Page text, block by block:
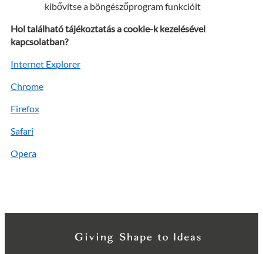
kibővítse a böngészőprogram funkcióit
Hol található tájékoztatás a cookie-k kezelésével
kapcsolatban?
Internet Explorer
Chrome
Firefox
Safari
Opera